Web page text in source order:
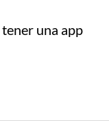
una app